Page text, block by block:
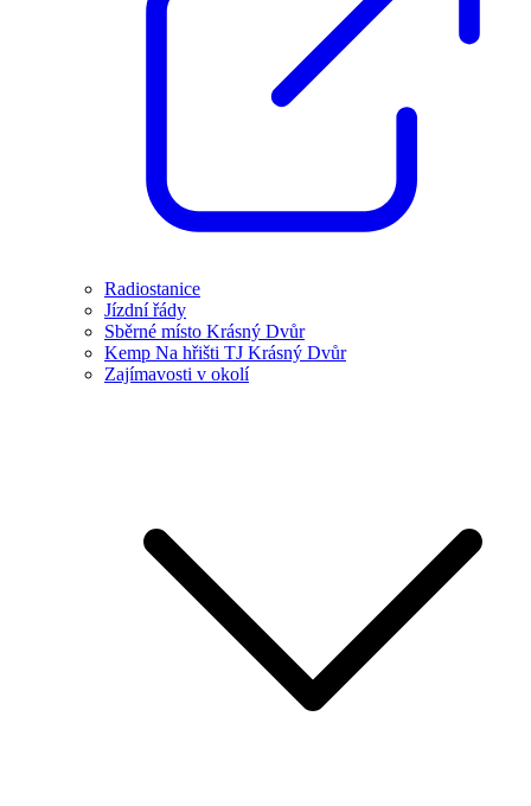
Radiostanice
Jízdní řády
Sběrné místo Krásný Dvůr
Kemp Na hřišti TJ Krásný Dvůr
Zajímavosti v okolí